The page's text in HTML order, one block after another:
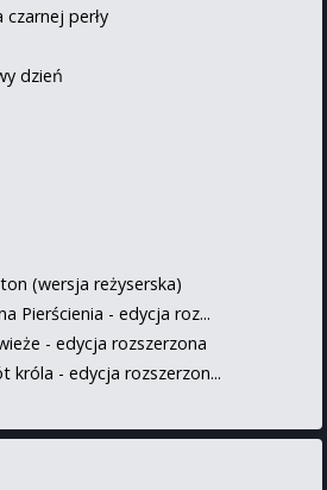
czarnej perły
dzień
(wersja reżyserska)
Pierścienia - edycja roz...
- edycja rozszerzona
króla - edycja rozszerzon...